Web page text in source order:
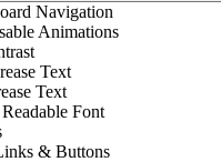
Navigation
Animations
Text
Text
Readable Font
& Buttons